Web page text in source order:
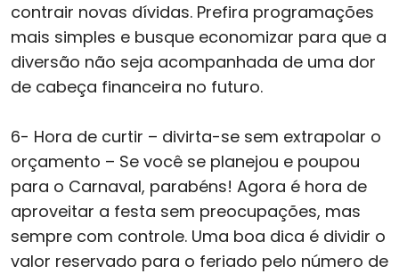
contrair novas dívidas. Prefira programações
mais simples e busque economizar para que a
diversão não seja acompanhada de uma dor
de cabeça financeira no futuro.
6- Hora de curtir – divirta-se sem extrapolar o
orçamento – Se você se planejou e poupou
para o Carnaval, parabéns! Agora é hora de
aproveitar a festa sem preocupações, mas
sempre com controle. Uma boa dica é dividir o
valor reservado para o feriado pelo número de